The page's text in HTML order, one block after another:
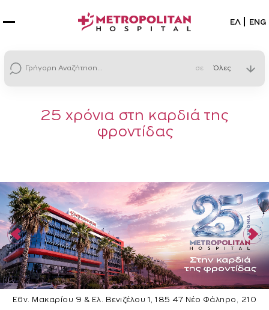
ΕΛ ENG
σε
25 χρόνια στη καρδιά της
φροντίδας
Εθν. Μακαρίου 9 & Ελ. Βενιζέλου 1, 185 47 Νέο Φάληρο , 210